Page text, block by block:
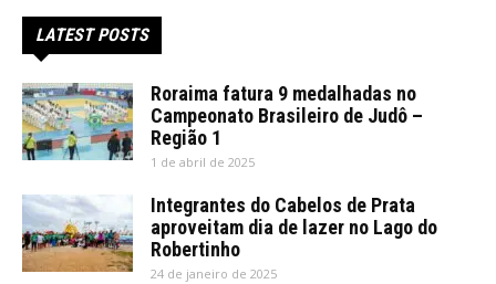
LATEST POSTS
Roraima fatura 9 medalhadas no
Campeonato Brasileiro de Judô –
Região 1
1 de abril de 2025
Integrantes do Cabelos de Prata
aproveitam dia de lazer no Lago do
Robertinho
24 de janeiro de 2025